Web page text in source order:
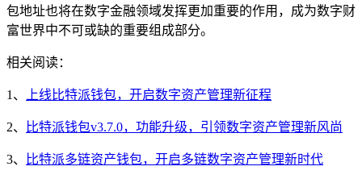
包地址也将在数字金融领域发挥更加重要的作用，成为数字财
富世界中不可或缺的重要组成部分。
相关阅读：
1、 上线比特派钱包，开启数字资产管理新征程
2、 比特派钱包v3.7.0，功能升级，引领数字资产管理新风尚
3、 比特派多链资产钱包，开启多链数字资产管理新时代